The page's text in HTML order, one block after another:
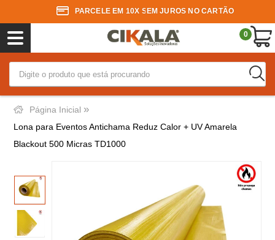
PARCELE EM 10X SEM JUROS NO CARTÃO
0
Página Inicial »
Lona para Eventos Antichama Reduz Calor + UV Amarela
Blackout 500 Micras TD1000